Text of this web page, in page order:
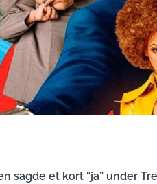
sagde et kort “ja” under